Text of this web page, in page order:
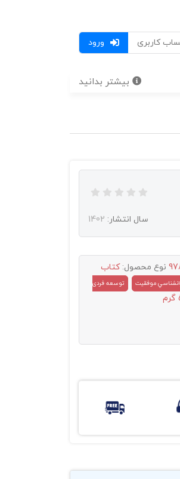
ورود
کاربری
بیشتر بدانید
سال انتشار: 1402
نوع محصول:کتاب
موفقيت
توسعه فردی